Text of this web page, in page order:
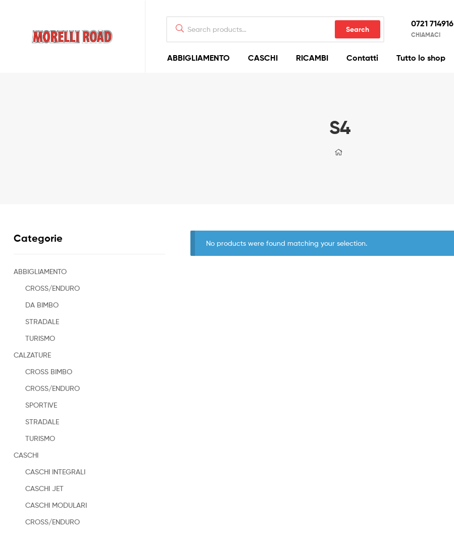
Search
0721 714916
CHIAMACI
ABBIGLIAMENTO CASCHI RICAMBI Contatti Tutto lo shop
S4
No products were found matching your selection.
Categorie
ABBIGLIAMENTO
CROSS/ENDURO
DA BIMBO
STRADALE
TURISMO
CALZATURE
CROSS BIMBO
CROSS/ENDURO
SPORTIVE
STRADALE
TURISMO
CASCHI
CASCHI INTEGRALI
CASCHI JET
CASCHI MODULARI
CROSS/ENDURO